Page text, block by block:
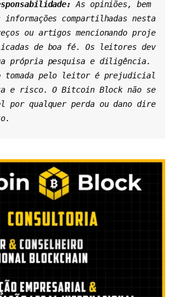
As opiniões, bem
informações compartilhadas nesta
ou artigos mencionando proje
de boa fé. Os leitores dev
própria pesquisa e diligência.
tomada pelo leitor é prejudicial
e risco. O Bitcoin Block não se
por qualquer perda ou dano dire